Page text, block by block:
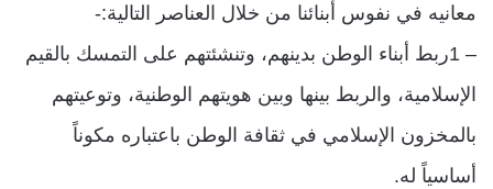
معانيه في نفوس أبنائنا من خلال العناصر التالية:-
– 1ربط أبناء الوطن بدينهم، وتنشئتهم على التمسك بالقيم
الإسلامية، والربط بينها وبين هويتهم الوطنية، وتوعيتهم
بالمخزون الإسلامي في ثقافة الوطن باعتباره مكوناً
أساسياً له.